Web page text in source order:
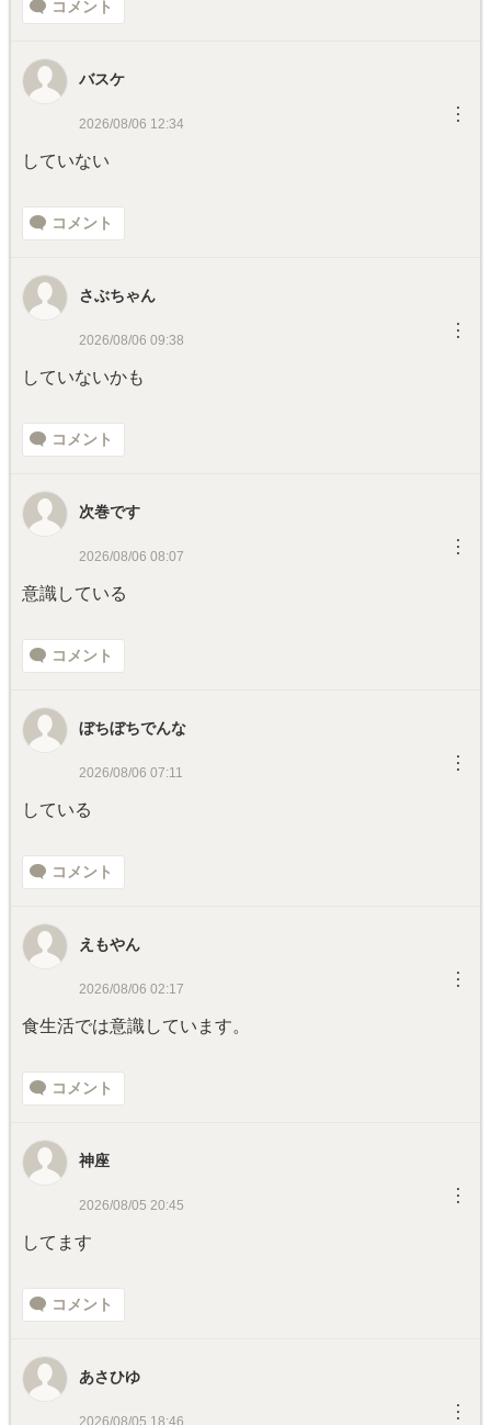
コメント
バスケ
2026/08/06 12:34 ︙
していない
コメント
さぶちゃん
2026/08/06 09:38 ︙
していないかも
コメント
次巻です
2026/08/06 08:07 ︙
意識している
コメント
ぼちぼちでんな
2026/08/06 07:11 ︙
している
コメント
えもやん
2026/08/06 02:17 ︙
食生活では意識しています。
コメント
神座
2026/08/05 20:45 ︙
してます
コメント
あさひゆ
︙